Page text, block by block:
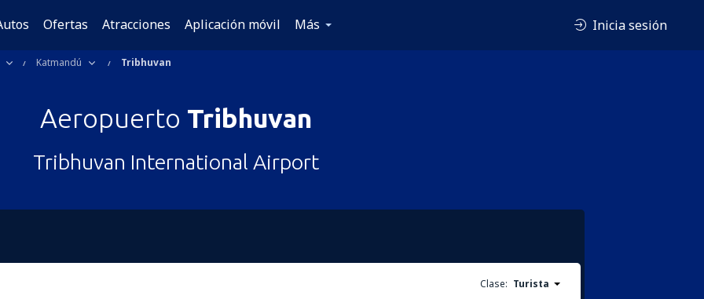
Ofertas Atracciones Aplicación móvil Más Inicia sesión
Katmandú Tribhuvan
Aeropuerto Tribhuvan
Tribhuvan International Airport
Clase: Turista